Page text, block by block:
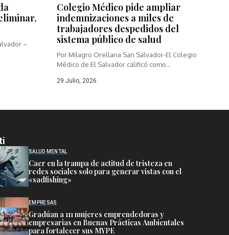
–
Colegio Médico pide ampliar
indemnizaciones a miles de
trabajadores despedidos del
sistema público de salud
Por Milagro Orellana San Salvador-El Colegio
Médico de El Salvador calificó como...
29 Julio, 2026
SALUD MENTAL
Caer en la trampa de actitud de tristeza en
redes sociales solo para generar vistas con el
«sadfishing»
EMPRESAS
Gradúan a 111 mujeres emprendedoras y
empresarias en Buenas Prácticas Ambientales
para fortalecer sus MYPE